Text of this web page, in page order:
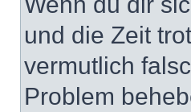
und die Zeit
vermutlich
Problem